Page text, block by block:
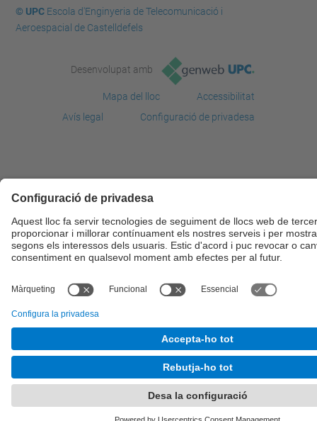
© UPCEscola d'Enginyeria de Telecomunicació i
Aeroespacial de Castelldefels
Desenvolupat amb
Mapa del lloc
Accessibilitat
Avís legal
Configuració de privadesa